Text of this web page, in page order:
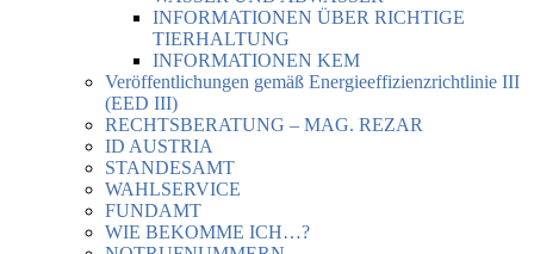
INFORMATIONEN ÜBER RICHTIGE
TIERHALTUNG
INFORMATIONEN KEM
Veröffentlichungen gemäß Energieeffizienzrichtlinie III
(EED III)
RECHTSBERATUNG – MAG. REZAR
ID AUSTRIA
STANDESAMT
WAHLSERVICE
FUNDAMT
WIE BEKOMME ICH…?